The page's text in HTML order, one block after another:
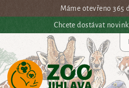
Přejít na hlavní obsahMáme otevřeno 365
Chcete dostávat